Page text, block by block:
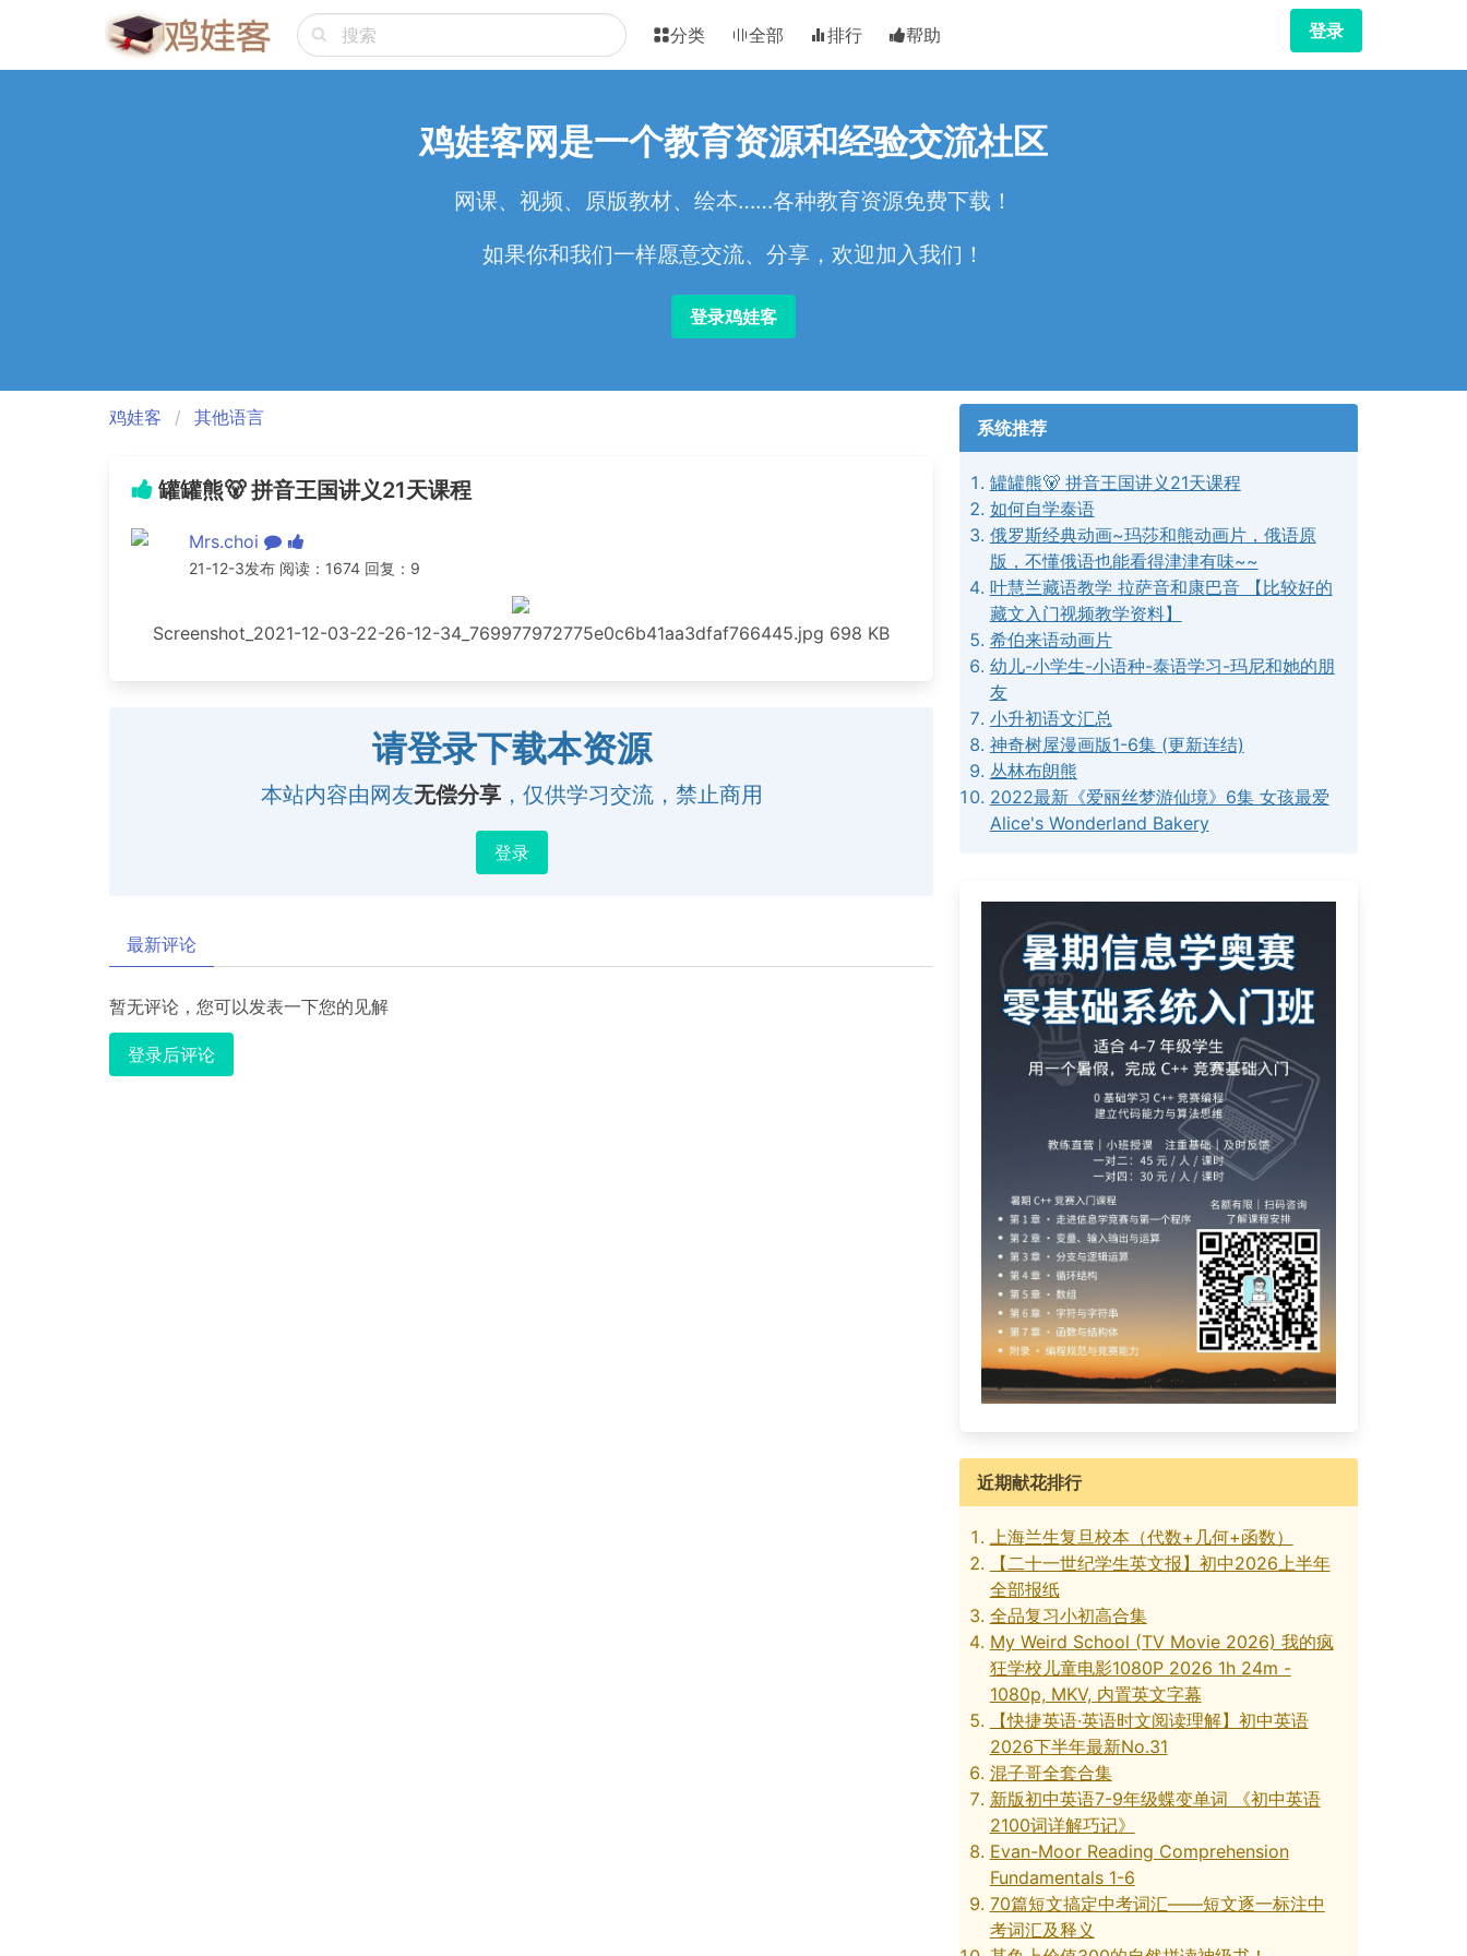
分类 全部 排行 帮助 登录
鸡娃客网是一个教育资源和经验交流社区
网课、视频、原版教材、绘本……各种教育资源免费下载！
如果你和我们一样愿意交流、分享，欢迎加入我们！
登录鸡娃客
鸡娃客 其他语言
罐罐熊🐻 拼音王国讲义21天课程
Mrs.choi
21-12-3发布 阅读：1674 回复：9
Screenshot_2021-12-03-22-26-12-34_769977972775e0c6b41aa3dfaf766445.jpg 698 KB
请登录下载本资源
本站内容由网友无偿分享 ，仅供学习交流，禁止商用
登录
最新评论
暂无评论，您可以发表一下您的见解
登录后评论
系统推荐
罐罐熊🐻 拼音王国讲义21天课程
如何自学泰语
俄罗斯经典动画~玛莎和熊动画片，俄语原
版，不懂俄语也能看得津津有味~~
叶慧兰藏语教学 拉萨音和康巴音 【比较好的
藏文入门视频教学资料】
希伯来语动画片
幼儿-小学生-小语种-泰语学习-玛尼和她的朋
友
小升初语文汇总
神奇树屋漫画版1-6集 (更新连结)
丛林布朗熊
2022最新《爱丽丝梦游仙境》6集 女孩最爱
Alice's Wonderland Bakery
近期献花排行
上海兰生复旦校本（代数+几何+函数）
【二十一世纪学生英文报】初中2026上半年
全部报纸
全品复习小初高合集
My Weird School (TV Movie 2026) 我的疯
狂学校儿童电影1080P 2026 1h 24m -
1080p, MKV, 内置英文字幕
【快捷英语·英语时文阅读理解】初中英语
2026下半年最新No.31
混子哥全套合集
新版初中英语7-9年级蝶变单词 《初中英语
2100词详解巧记》
Evan-Moor Reading Comprehension
Fundamentals 1-6
70篇短文搞定中考词汇——短文逐一标注中
考词汇及释义